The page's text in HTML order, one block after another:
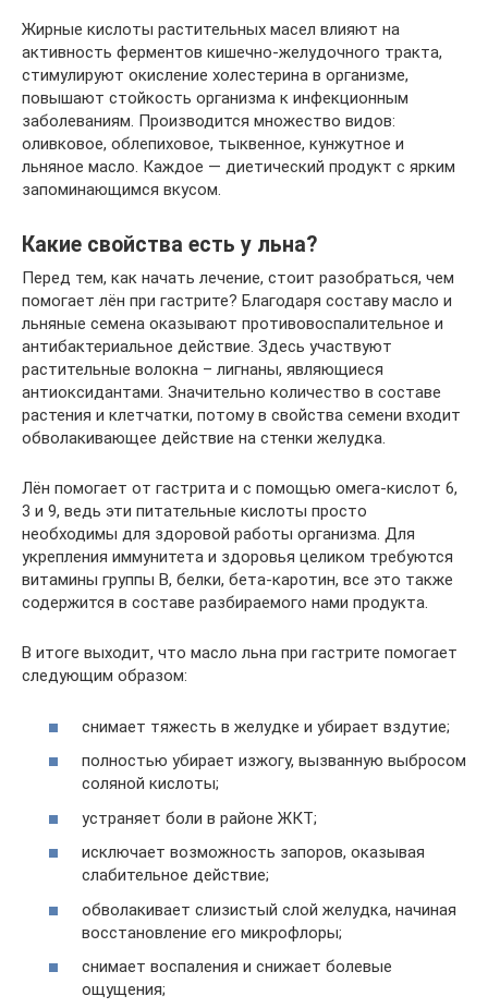
Жирные кислоты растительных масел влияют на
активность ферментов кишечно-желудочного тракта,
стимулируют окисление холестерина в организме,
повышают стойкость организма к инфекционным
заболеваниям. Производится множество видов:
оливковое, облепиховое, тыквенное, кунжутное и
льняное масло. Каждое — диетический продукт с ярким
запоминающимся вкусом.
Какие свойства есть у льна?
Перед тем, как начать лечение, стоит разобраться, чем
помогает лён при гастрите? Благодаря составу масло и
льняные семена оказывают противовоспалительное и
антибактериальное действие. Здесь участвуют
растительные волокна – лигнаны, являющиеся
антиоксидантами. Значительно количество в составе
растения и клетчатки, потому в свойства семени входит
обволакивающее действие на стенки желудка.
Лён помогает от гастрита и с помощью омега-кислот 6,
3 и 9, ведь эти питательные кислоты просто
необходимы для здоровой работы организма. Для
укрепления иммунитета и здоровья целиком требуются
витамины группы B, белки, бета-каротин, все это также
содержится в составе разбираемого нами продукта.
В итоге выходит, что масло льна при гастрите помогает
следующим образом:
снимает тяжесть в желудке и убирает вздутие;
полностью убирает изжогу, вызванную выбросом
соляной кислоты;
устраняет боли в районе ЖКТ;
исключает возможность запоров, оказывая
слабительное действие;
обволакивает слизистый слой желудка, начиная
восстановление его микрофлоры;
снимает воспаления и снижает болевые
ощущения;